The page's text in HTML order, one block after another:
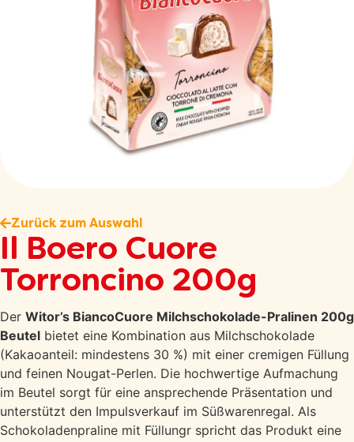
Zurück zum Auswahl
Il Boero Cuore
Torroncino 200g
Der Witor’s BiancoCuore Milchschokolade-Pralinen 200g
Beutel bietet eine Kombination aus Milchschokolade
(Kakaoanteil: mindestens 30 %) mit einer cremigen Füllung
und feinen Nougat-Perlen. Die hochwertige Aufmachung
im Beutel sorgt für eine ansprechende Präsentation und
unterstützt den Impulsverkauf im Süßwarenregal. Als
Schokoladenpraline mit Füllungr spricht das Produkt eine